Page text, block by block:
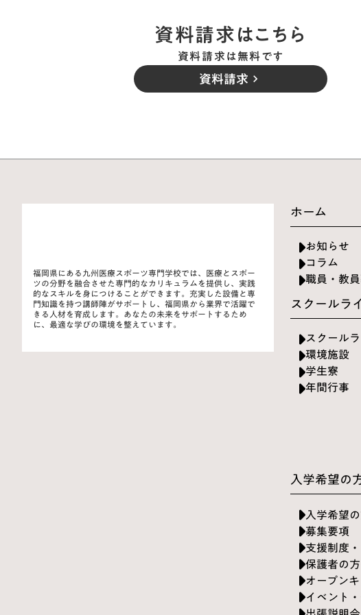
資料請求はこちら
資料請求は無料です
資料請求 keyboard_arrow_right
福岡県にある九州医療スポーツ専門学校では、医療とスポー
ツの分野を融合させた専門的なカリキュラムを提供し、実践
的なスキルを身につけることができます。充実した設備と専
門知識を持つ講師陣がサポートし、福岡県から業界で活躍で
きる人材を育成します。あなたの未来をサポートするため
に、最適な学びの環境を整えています。
ホーム
お知らせ
コラム
職員・教
スクールラ
スクール
環境施設
学生寮
年間行事
入学希望の
入学希望
募集要項
支援制度
保護者の
オープン
イベント